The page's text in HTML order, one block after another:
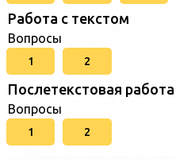
Работа с текстом
Вопросы
1 2
Послетекстовая работа
Вопросы
1 2